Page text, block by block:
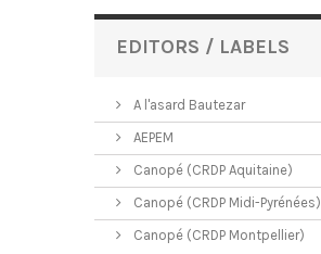
EDITORS / LABELS
A l'asard Bautezar
AEPEM
Canopé (CRDP Aquitaine)
Canopé (CRDP Midi-Pyrénées)
Canopé (CRDP Montpellier)